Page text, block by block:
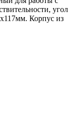
угол
Корпус из